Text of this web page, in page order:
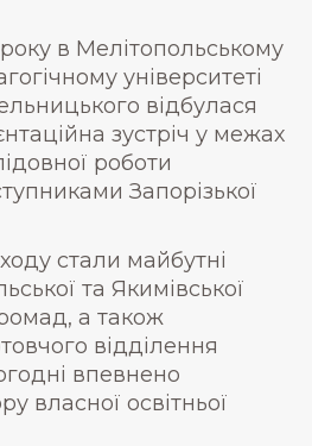
в Мелітопольському
університеті
відбулася
зустріч у межах
роботи
Запорізької
стали майбутні
та Якимівської
а також
відділення
впевнено
власної освітньої